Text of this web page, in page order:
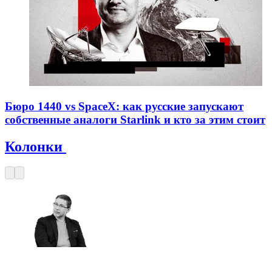
Бюро 1440 vs SpaceX: как русские запускают
собственные аналоги Starlink и кто за этим стоит
Колонки